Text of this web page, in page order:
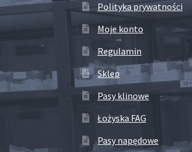
Polityka prywatności
Moje konto
Regulamin
Sklep
Pasy klinowe
Łożyska FAG
Pasy napędowe